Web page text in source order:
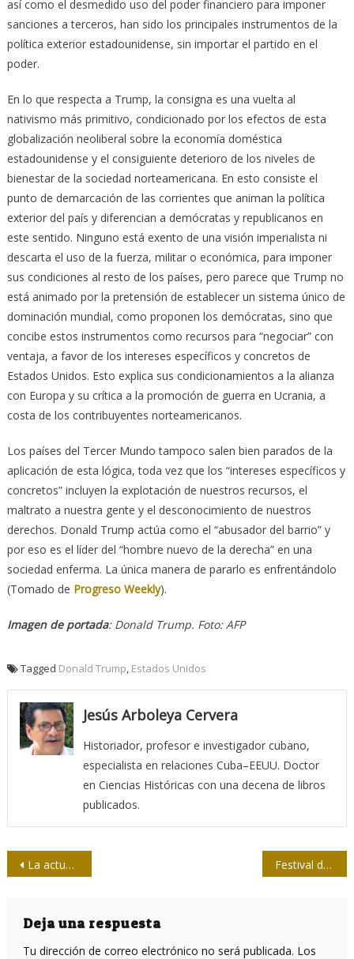
así como el desmedido uso del poder financiero para imponer
sanciones a terceros, han sido los principales instrumentos de la
política exterior estadounidense, sin importar el partido en el
poder.
En lo que respecta a Trump, la consigna es una vuelta al
nativismo más primitivo, condicionado por los efectos de esta
globalización neoliberal sobre la economía doméstica
estadounidense y el consiguiente deterioro de los niveles de
bienestar de la sociedad norteamericana. En esto consiste el
punto de demarcación de las corrientes que animan la política
exterior del país y diferencian a demócratas y republicanos en
este sentido. Ninguno está exento de una visión imperialista ni
descarta el uso de la fuerza, militar o económica, para imponer
sus condiciones al resto de los países, pero parece que Trump no
está animado por la pretensión de establecer un sistema único de
dominación mundial, como proponen los demócratas, sino que
concibe estos instrumentos como recursos para “negociar” con
ventaja, a favor de los intereses específicos y concretos de
Estados Unidos. Esto explica sus condicionamientos a la alianza
con Europa y su crítica a la promoción de guerra en Ucrania, a
costa de los contribuyentes norteamericanos.
Los países del Tercer Mundo tampoco salen bien parados de la
aplicación de esta lógica, toda vez que los “intereses específicos y
concretos” incluyen la explotación de nuestros recursos, el
maltrato a nuestra gente y el desconocimiento de nuestros
derechos. Donald Trump actúa como el “abusador del barrio” y
por eso es el líder del “hombre nuevo de la derecha” en una
sociedad enferma. La única manera de pararlo es enfrentándolo
(Tomado de Progreso Weekly).
Imagen de portada: Donald Trump. Foto: AFP
Tagged Donald Trump Estados Unidos
Jesús Arboleya Cervera
Historiador, profesor e investigador cubano,
especialista en relaciones Cuba–EEUU. Doctor
en Ciencias Históricas con una decena de libros
publicados.
Navegación
entradas
La actual comunicación mediática: una mentira bien montada Festival de Cine en Cuba acogerá estreno mundial de Serie Cien Años de Soledad
Deja una respuesta
Tu dirección de correo electrónico no será publicada. Los